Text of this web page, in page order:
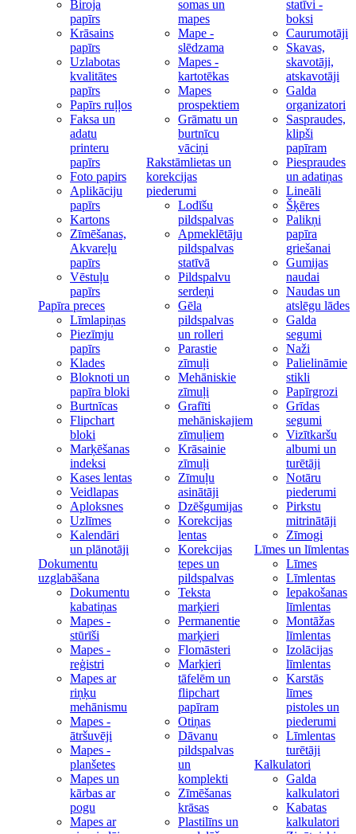
Biroja
papīrs
Krāsains
papīrs
Uzlabotas
kvalitātes
papīrs
Papīrs ruļļos
Faksa un
adatu
printeru
papīrs
Foto papirs
Aplikāciju
papīrs
Kartons
Zīmēšanas,
Akvareļu
papīrs
Vēstuļu
papīrs
Papīra preces
Līmlapiņas
Piezīmju
papīrs
Klades
Bloknoti un
papīra bloki
Burtnīcas
Flipchart
bloki
Marķēšanas
indeksi
Kases lentas
Veidlapas
Aploksnes
Uzlīmes
Kalendāri
un plānotāji
Dokumentu
uzglabāšana
Dokumentu
kabatiņas
Mapes -
stūrīši
Mapes -
reģistri
Mapes ar
riņķu
mehānismu
Mapes -
ātršuvēji
Mapes -
planšetes
Mapes un
kārbas ar
pogu
Mapes ar
somas un
mapes
Mape -
slēdzama
Mapes -
kartotēkas
Mapes
prospektiem
Grāmatu un
burtnīcu
vāciņi
Rakstāmlietas un
korekcijas
piederumi
Lodīšu
pildspalvas
Apmeklētāju
pildspalvas
statīvā
Pildspalvu
serdeņi
Gēla
pildspalvas
un rolleri
Parastie
zīmuļi
Mehāniskie
zīmuļi
Grafīti
mehāniskajiem
zīmuļiem
Krāsainie
zīmuļi
Zīmuļu
asinātāji
Dzēšgumijas
Korekcijas
lentas
Korekcijas
tepes un
pildspalvas
Teksta
marķieri
Permanentie
marķieri
Flomāsteri
Marķieri
tāfelēm un
flipchart
papīram
Otiņas
Dāvanu
pildspalvas
un
komplekti
Zīmēšanas
krāsas
Plastilīns un
statīvi -
boksi
Caurumotāji
Skavas,
skavotāji,
atskavotāji
Galda
organizatori
Saspraudes,
klipši
papīram
Piespraudes
un adatiņas
Lineāli
Šķēres
Palikņi
papīra
griešanai
Gumijas
naudai
Naudas un
atslēgu lādes
Galda
segumi
Naži
Palielināmie
stikli
Papīrgrozi
Grīdas
segumi
Vizītkaršu
albumi un
turētāji
Notāru
piederumi
Pirkstu
mitrinātāji
Zīmogi
Līmes un līmlentas
Līmes
Līmlentas
Iepakošanas
līmlentas
Montāžas
līmlentas
Izolācijas
līmlentas
Karstās
līmes
pistoles un
piederumi
Līmlentas
turētāji
Kalkulatori
Galda
kalkulatori
Kabatas
kalkulatori